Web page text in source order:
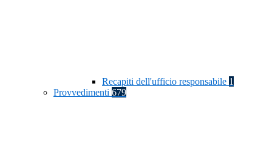
Recapiti dell'ufficio responsabile 1
Provvedimenti 679